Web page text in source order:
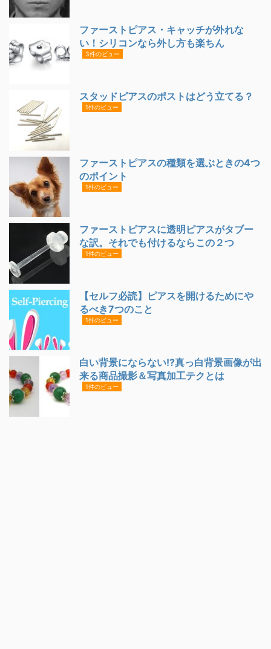
ファーストピアス・キャッチが外れな
い！シリコンなら外し方も楽ちん
3件のビュー
スタッドピアスのポストはどう立てる？
1件のビュー
ファーストピアスの種類を選ぶときの4つ
のポイント
1件のビュー
ファーストピアスに透明ピアスがタブー
な訳。それでも付けるならこの２つ
1件のビュー
【セルフ必読】ピアスを開けるためにや
るべき7つのこと
1件のビュー
白い背景にならない!?真っ白背景画像が出
来る商品撮影＆写真加工テクとは
1件のビュー